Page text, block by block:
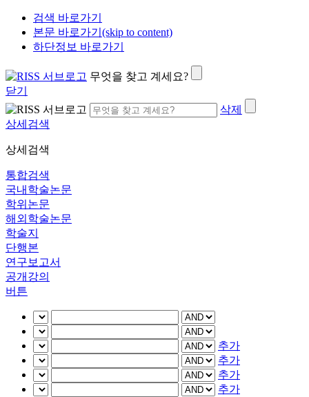
검색 바로가기
본문 바로가기(skip to content)
하단정보 바로가기
무엇을 찾고 계세요?
닫기
삭제
상세검색
상세검색
통합검색
국내학술논문
학위논문
해외학술논문
학술지
단행본
연구보고서
공개강의
버튼
추가
추가
추가
추가